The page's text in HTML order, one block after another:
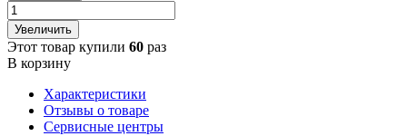
Увеличить
Этот товар купили 60 раз
В корзину
Характеристики
Отзывы о товаре
Сервисные центры